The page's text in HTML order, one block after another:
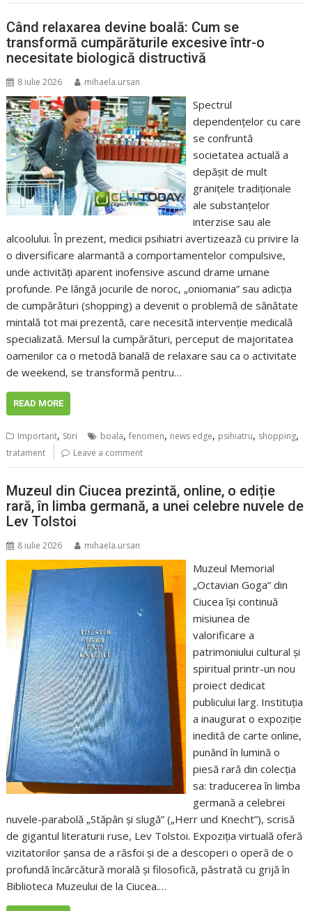
Când relaxarea devine boală: Cum se
transformă cumpărăturile excesive într-o
necesitate biologică distructivă
8 iulie 2026 mihaela.ursan
Spectrul
dependențelor cu care
se confruntă
societatea actuală a
depășit de mult
granițele tradiționale
ale substanțelor
interzise sau ale
alcoolului. În prezent, medicii psihiatri avertizează cu privire la
o diversificare alarmantă a comportamentelor compulsive,
unde activități aparent inofensive ascund drame umane
profunde. Pe lângă jocurile de noroc, „oniomania” sau adicția
de cumpărături (shopping) a devenit o problemă de sănătate
mintală tot mai prezentă, care necesită intervenție medicală
specializată. Mersul la cumpărături, perceput de majoritatea
oamenilor ca o metodă banală de relaxare sau ca o activitate
de weekend, se transformă pentru…
READ MORE
Important, Stiri boala,fenomen, news edge, psihiatru, shopping,
tratament Leave a comment
Muzeul din Ciucea prezintă, online, o ediție
rară, în limba germană, a unei celebre nuvele de
Lev Tolstoi
8 iulie 2026 mihaela.ursan
Muzeul Memorial
„Octavian Goga” din
Ciucea își continuă
misiunea de
valorificare a
patrimoniului cultural și
spiritual printr-un nou
proiect dedicat
publicului larg. Instituția
a inaugurat o expoziție
inedită de carte online,
punând în lumină o
piesă rară din colecția
sa: traducerea în limba
germană a celebrei
nuvele-parabolă „Stăpân și slugă” („Herr und Knecht”), scrisă
de gigantul literaturii ruse, Lev Tolstoi. Expoziția virtuală oferă
vizitatorilor șansa de a răsfoi și de a descoperi o operă de o
profundă încărcătură morală și filosofică, păstrată cu grijă în
Biblioteca Muzeului de la Ciucea.…